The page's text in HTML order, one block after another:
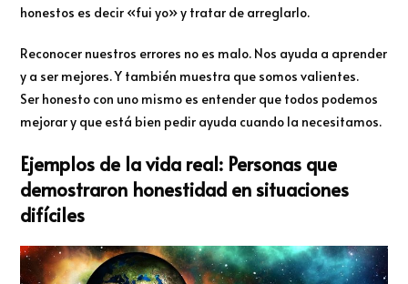
honestos es decir «fui yo» y tratar de arreglarlo.
Reconocer nuestros errores no es malo. Nos ayuda a aprender
y a ser mejores. Y también muestra que somos valientes.
Ser honesto con uno mismo es entender que todos podemos
mejorar y que está bien pedir ayuda cuando la necesitamos.
Ejemplos de la vida real: Personas que
demostraron honestidad en situaciones
difíciles